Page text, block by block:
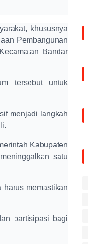
khususnya
Pembangunan
Bandar
tersebut untuk
menjadi langkah
Kabupaten
satu
harus memastikan
partisipasi bagi